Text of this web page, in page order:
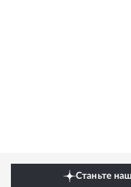
Станьте